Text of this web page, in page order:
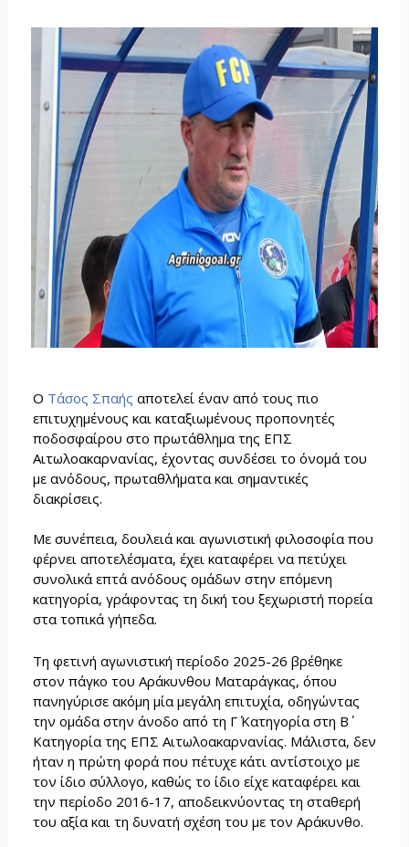
Ο Τάσος Σπαής αποτελεί έναν από τους πιο
επιτυχημένους και καταξιωμένους προπονητές
ποδοσφαίρου στο πρωτάθλημα της ΕΠΣ
Αιτωλοακαρνανίας, έχοντας συνδέσει το όνομά του
με ανόδους, πρωταθλήματα και σημαντικές
διακρίσεις.
Με συνέπεια, δουλειά και αγωνιστική φιλοσοφία που
φέρνει αποτελέσματα, έχει καταφέρει να πετύχει
συνολικά επτά ανόδους ομάδων στην επόμενη
κατηγορία, γράφοντας τη δική του ξεχωριστή πορεία
στα τοπικά γήπεδα.
Τη φετινή αγωνιστική περίοδο 2025-26 βρέθηκε
στον πάγκο του Αράκυνθου Ματαράγκας, όπου
πανηγύρισε ακόμη μία μεγάλη επιτυχία, οδηγώντας
την ομάδα στην άνοδο από τη Γ΄ Κατηγορία στη Β΄
Κατηγορία της ΕΠΣ Αιτωλοακαρνανίας. Μάλιστα, δεν
ήταν η πρώτη φορά που πέτυχε κάτι αντίστοιχο με
τον ίδιο σύλλογο, καθώς το ίδιο είχε καταφέρει και
την περίοδο 2016-17, αποδεικνύοντας τη σταθερή
του αξία και τη δυνατή σχέση του με τον Αράκυνθο.